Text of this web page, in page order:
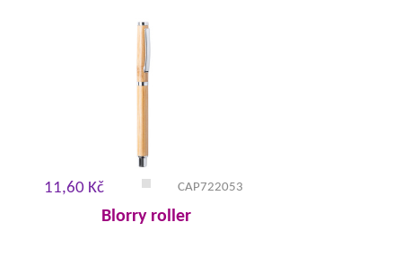
11,60 Kč CAP722053
Blorry roller